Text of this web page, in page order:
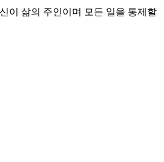
이 삶의 주인이며 모든 일을 통제할